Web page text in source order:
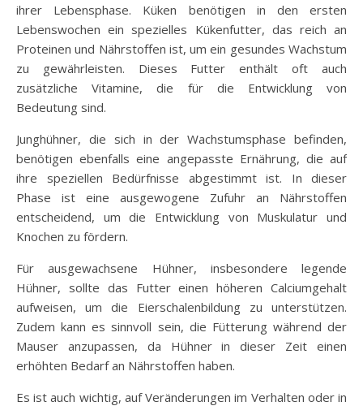
ihrer Lebensphase. Küken benötigen in den ersten
Lebenswochen ein spezielles Kükenfutter, das reich an
Proteinen und Nährstoffen ist, um ein gesundes Wachstum
zu gewährleisten. Dieses Futter enthält oft auch
zusätzliche Vitamine, die für die Entwicklung von
Bedeutung sind.
Junghühner, die sich in der Wachstumsphase befinden,
benötigen ebenfalls eine angepasste Ernährung, die auf
ihre speziellen Bedürfnisse abgestimmt ist. In dieser
Phase ist eine ausgewogene Zufuhr an Nährstoffen
entscheidend, um die Entwicklung von Muskulatur und
Knochen zu fördern.
Für ausgewachsene Hühner, insbesondere legende
Hühner, sollte das Futter einen höheren Calciumgehalt
aufweisen, um die Eierschalenbildung zu unterstützen.
Zudem kann es sinnvoll sein, die Fütterung während der
Mauser anzupassen, da Hühner in dieser Zeit einen
erhöhten Bedarf an Nährstoffen haben.
Es ist auch wichtig, auf Veränderungen im Verhalten oder in